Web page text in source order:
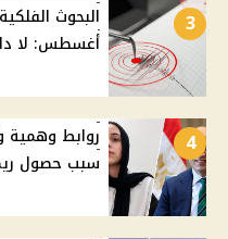
3
أغسطس: لا
4
روابط وهمية
سبب حصول ريم محمد على